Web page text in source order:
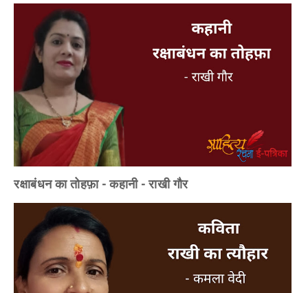
रक्षाबंधन का तोहफ़ा - कहानी - राखी गौर